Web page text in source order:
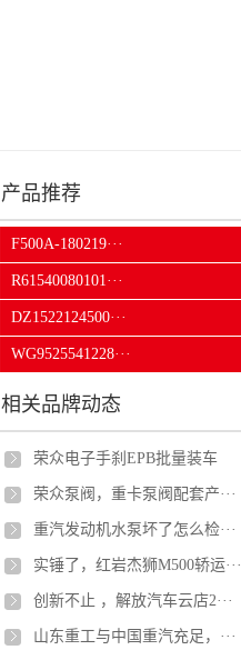
产品推荐
F500A-180219···
R61540080101···
DZ1522124500···
WG9525541228···
相关品牌动态
荣众电子手刹EPB批量装车
荣众泵阀，重卡泵阀配套产···
重汽发动机水泵坏了怎么检···
实锤了，红岩杰狮M500轿运···
创新不止 ，解放汽车云店2···
山东重工与中国重汽充足，···